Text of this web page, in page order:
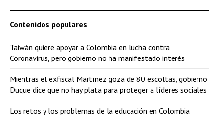
Contenidos populares
Taiwán quiere apoyar a Colombia en lucha contra
Coronavirus, pero gobierno no ha manifestado interés
Mientras el exfiscal Martínez goza de 80 escoltas, gobierno
Duque dice que no hay plata para proteger a líderes sociales
Los retos y los problemas de la educación en Colombia